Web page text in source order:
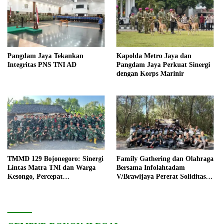
Pangdam Jaya Tekankan
Integritas PNS TNI AD
Kapolda Metro Jaya dan
Pangdam Jaya Perkuat Sinergi
dengan Korps Marinir
TMMD 129 Bojonegoro: Sinergi
Lintas Matra TNI dan Warga
Kesongo, Percepat
Family Gathering dan Olahraga
Bersama Infolahtadam
V/Brawijaya Pererat Soliditas